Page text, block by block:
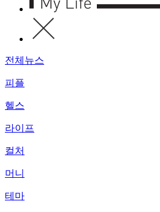
전체뉴스
피플
헬스
라이프
컬처
머니
테마